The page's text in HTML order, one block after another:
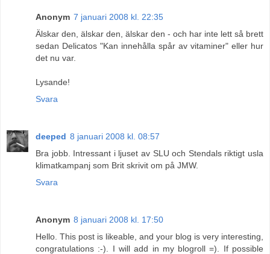
Anonym 7 januari 2008 kl. 22:35
Älskar den, älskar den, älskar den - och har inte lett så brett
sedan Delicatos "Kan innehålla spår av vitaminer" eller hur
det nu var.
Lysande!
Svara
deeped 8 januari 2008 kl. 08:57
Bra jobb. Intressant i ljuset av SLU och Stendals riktigt usla
klimatkampanj som Brit skrivit om på JMW.
Svara
Anonym 8 januari 2008 kl. 17:50
Hello. This post is likeable, and your blog is very interesting,
congratulations :-). I will add in my blogroll =). If possible